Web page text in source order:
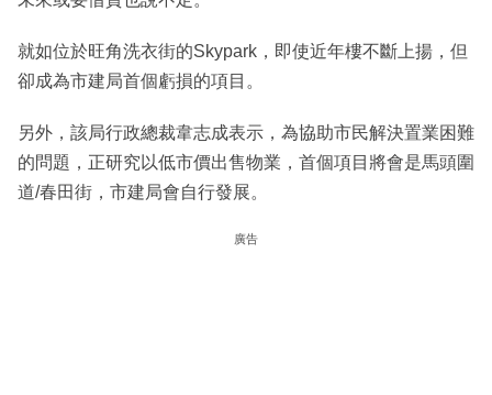
就如位於旺角洗衣街的Skypark，即使近年樓不斷上揚，但
卻成為市建局首個虧損的項目。
另外，該局行政總裁韋志成表示，為協助市民解決置業困難
的問題，正研究以低市價出售物業，首個項目將會是馬頭圍
道/春田街，市建局會自行發展。
廣告